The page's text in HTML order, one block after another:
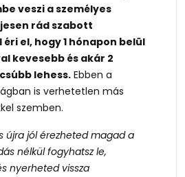
veszi a személyes
rád szabott
el, hogy 1 hónapon belül
kevesebb és akár 2
lehess. Ebben a
is verhetetlen más
szemben.
újra jól érezheted magad a
nélkül fogyhatsz le,
nyerheted vissza